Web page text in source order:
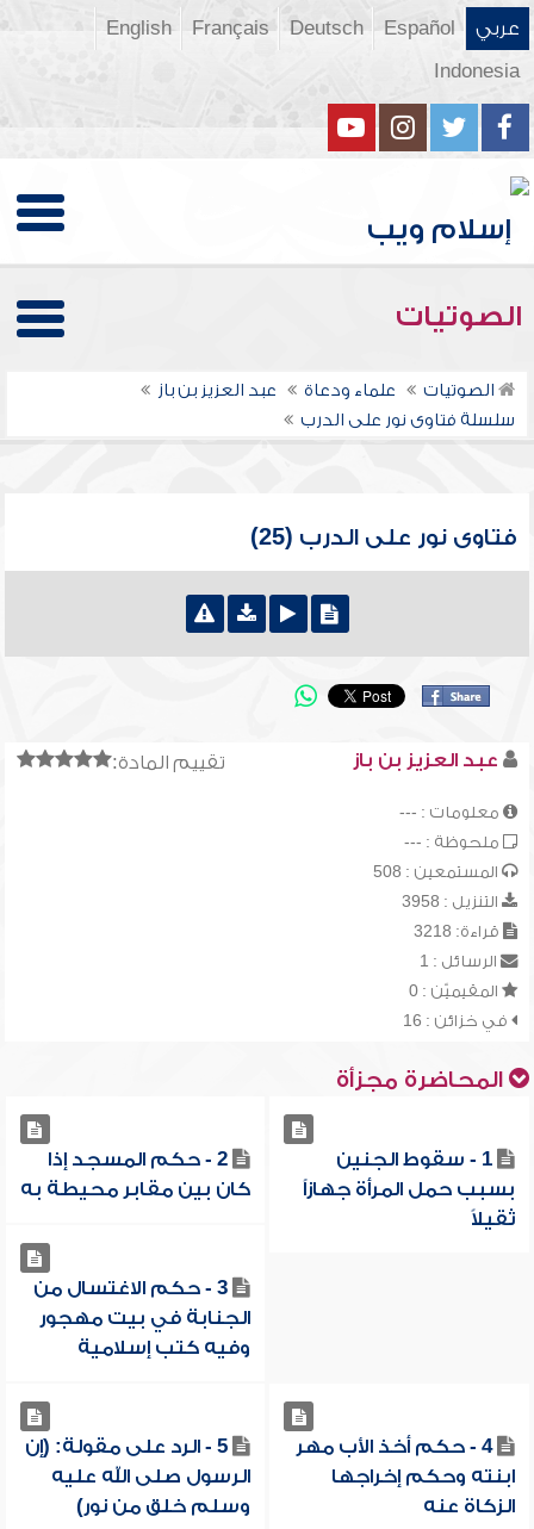
عربي Español
Deutsch
Français
English
Indonesia
الصوتيات
الصوتيات علماء ودعاة
عبد العزيز بن باز
سلسلة فتاوى نور على الدرب
فتاوى نور على الدرب (25)
تقييم المادة: عبد العزيز بن باز
معلومات : ---
ملحوظة : ---
المستمعين : 508
التنزيل : 3958
قراءة: 3218
الرسائل : 1
المقيميّن : 0
في خزائن : 16
المحاضرة مجزأة
1 - سقوط الجنين
بسبب حمل المرأة جهازاً
ثقيلاً
2 - حكم المسجد إذا
كان بين مقابر محيطة به
3 - حكم الاغتسال من
الجنابة في بيت مهجور
وفيه كتب إسلامية
4 - حكم أخذ الأب مهر
ابنته وحكم إخراجها
الزكاة عنه
5 - الرد على مقولة: (إن
الرسول صلى الله عليه
وسلم خلق من نور)